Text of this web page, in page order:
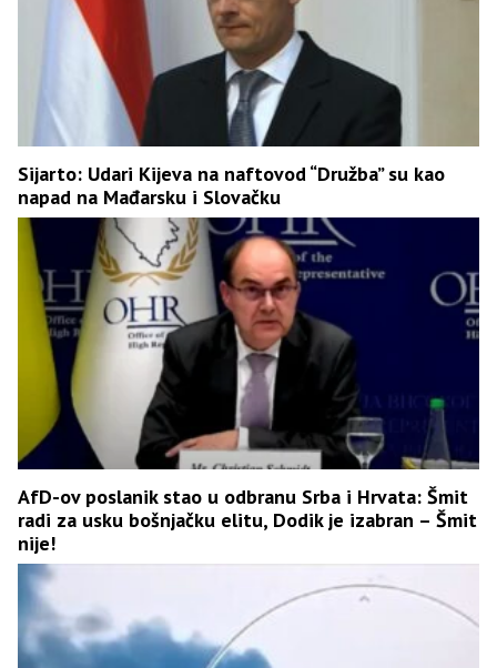
Sijarto: Udari Kijeva na naftovod “Družba” su kao
napad na Mađarsku i Slovačku
AfD-ov poslanik stao u odbranu Srba i Hrvata: Šmit
radi za usku bošnjačku elitu, Dodik je izabran – Šmit
nije!